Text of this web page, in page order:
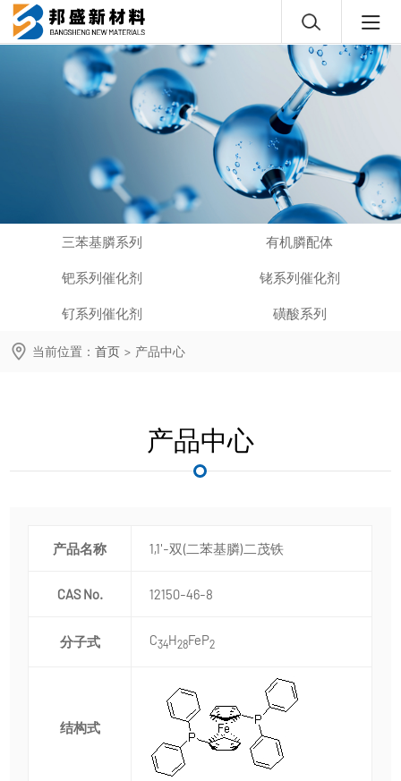
三苯基膦系列 有机膦配体
钯系列催化剂 铑系列催化剂
钌系列催化剂 磺酸系列
当前位置：首页 > 产品中心
产品中心
产品名称 1,1'-双(二苯基膦)二茂铁
CAS No. 12150-46-8
分子式 C34H28FeP2
结构式